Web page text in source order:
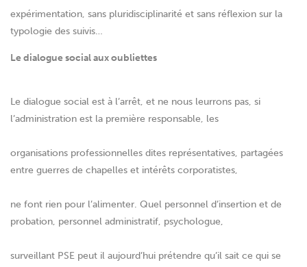
expérimentation, sans pluridisciplinarité et sans réflexion sur la
typologie des suivis…
Le dialogue social aux oubliettes
Le dialogue social est à l’arrêt, et ne nous leurrons pas, si
l’administration est la première responsable, les
organisations professionnelles dites représentatives, partagées
entre guerres de chapelles et intérêts corporatistes,
ne font rien pour l’alimenter. Quel personnel d’insertion et de
probation, personnel administratif, psychologue,
surveillant PSE peut il aujourd’hui prétendre qu’il sait ce qui se